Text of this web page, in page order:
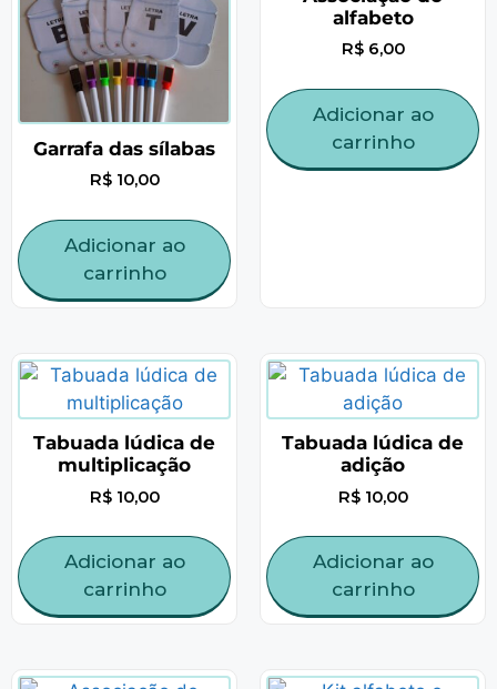
Garrafa das sílabas
R$10,00
Adicionar ao
carrinho
alfabeto
R$6,00
Adicionar ao
carrinho
Tabuada lúdica de
multiplicação
R$10,00
Adicionar ao
carrinho
Tabuada lúdica de
adição
R$10,00
Adicionar ao
carrinho